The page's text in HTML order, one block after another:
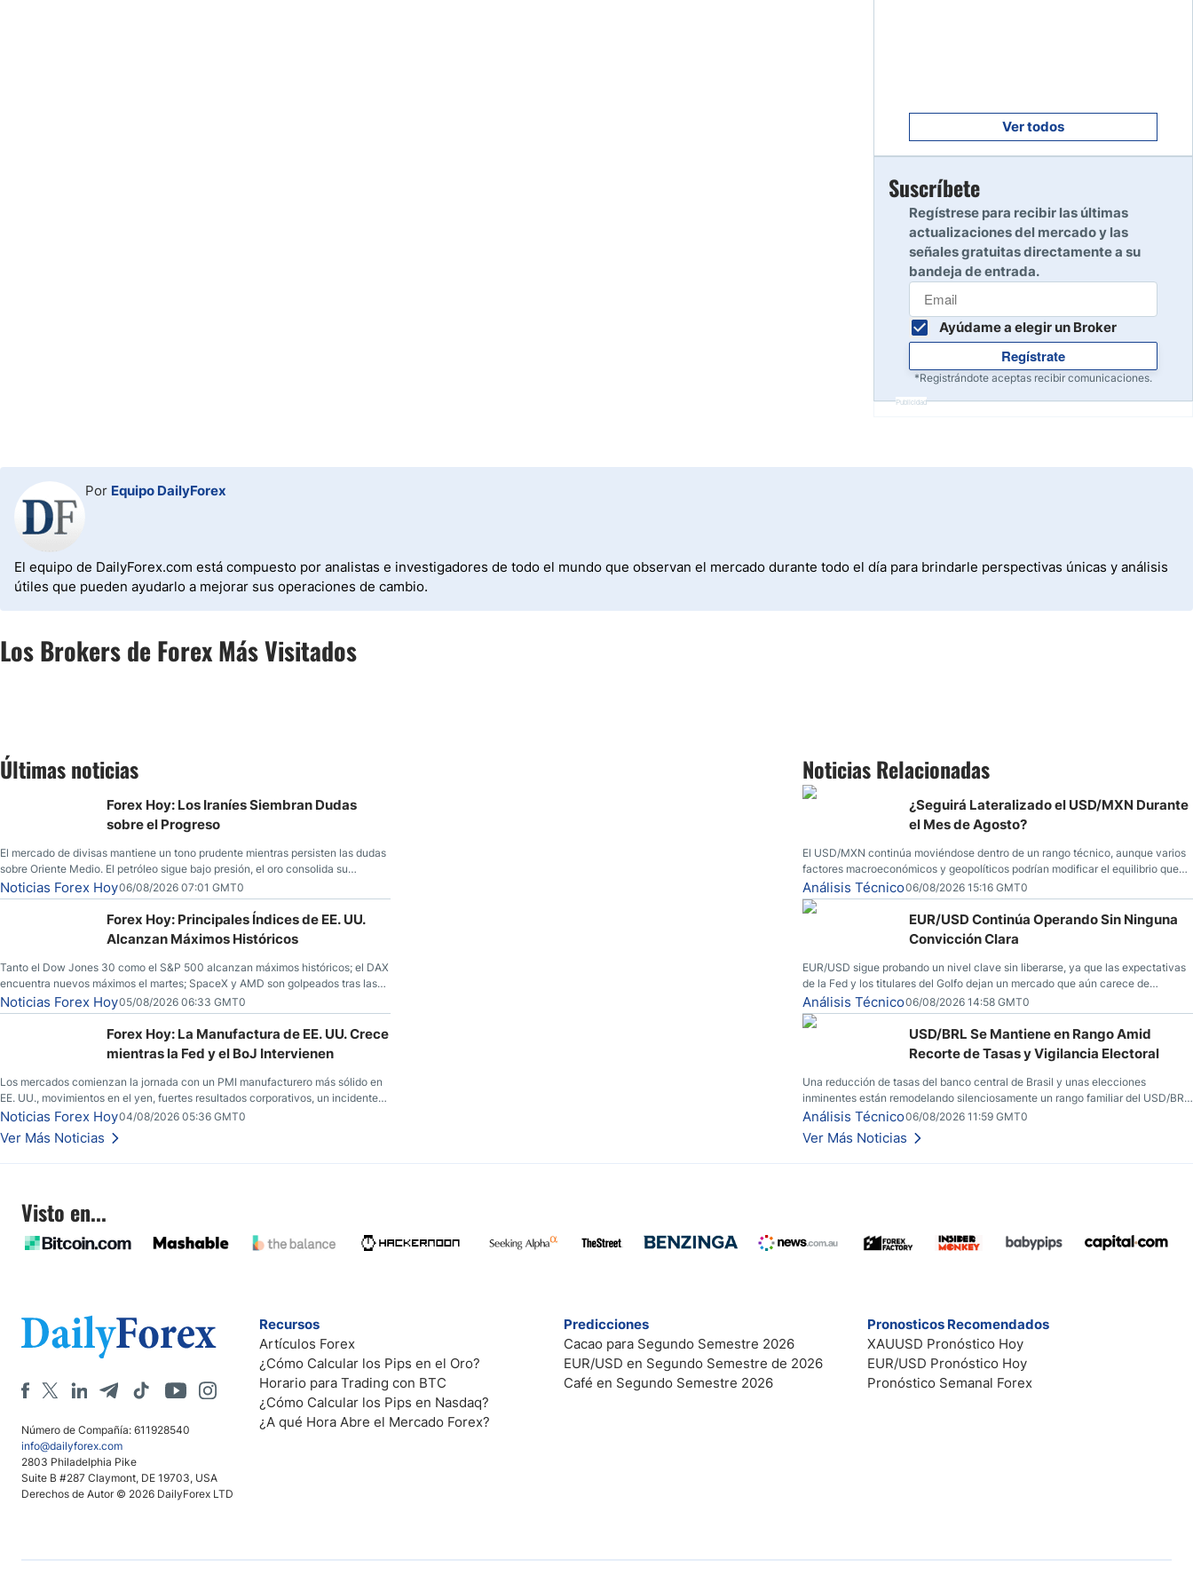
Leer reseña
10
Ver todos
Suscríbete
Regístrese para recibir las últimas
actualizaciones del mercado y las
señales gratuitas directamente a su
bandeja de entrada.
Ayúdame a elegir un Broker
Regístrate
*Registrándote aceptas recibir comunicaciones.
Publicidad
Por Equipo DailyForex
El equipo de DailyForex.com está compuesto por analistas e investigadores de todo el mundo que observan el mercado durante todo el día para brindarle perspectivas únicas y análisis
útiles que pueden ayudarlo a mejorar sus operaciones de cambio.
Los Brokers de Forex Más Visitados
Últimas noticias
Forex Hoy: Los Iraníes Siembran Dudas
sobre el Progreso
El mercado de divisas mantiene un tono prudente mientras persisten las dudas
sobre Oriente Medio. El petróleo sigue bajo presión, el oro consolida su
fortaleza y los operadores esperan nuevas referencias económicas desde
Estados Unidos.
Noticias Forex Hoy06/08/2026 07:01 GMT0
Forex Hoy: Principales Índices de EE. UU.
Alcanzan Máximos Históricos
Tanto el Dow Jones 30 como el S&P 500 alcanzan máximos históricos; el DAX
encuentra nuevos máximos el martes; SpaceX y AMD son golpeados tras las
llamadas de ganancias; el petróleo crudo cae por debajo de los $80 con
nuevas esperanzas; el dólar estadounidense continúa intentando estabilizarse
frente al yen; el peso mexicano ve un repunte a medida que las tasas caen en
Noticias Forex Hoy05/08/2026 06:33 GMT0
Forex Hoy: La Manufactura de EE. UU. Crece
mientras la Fed y el BoJ Intervienen
Los mercados comienzan la jornada con un PMI manufacturero más sólido en
EE. UU., movimientos en el yen, fuertes resultados corporativos, un incidente
de seguridad en Bitcoin y nuevas señales desde el mercado del petróleo.
Noticias Forex Hoy04/08/2026 05:36 GMT0
Ver Más Noticias
Noticias Relacionadas
¿Seguirá Lateralizado el USD/MXN Durante
el Mes de Agosto?
El USD/MXN continúa moviéndose dentro de un rango técnico, aunque varios
factores macroeconómicos y geopolíticos podrían modificar el equilibrio que
ha dominado al mercado en las últimas semanas.
Análisis Técnico06/08/2026 15:16 GMT0
EUR/USD Continúa Operando Sin Ninguna
Convicción Clara
EUR/USD sigue probando un nivel clave sin liberarse, ya que las expectativas
de la Fed y los titulares del Golfo dejan un mercado que aún carece de
convicción real.
Análisis Técnico06/08/2026 14:58 GMT0
USD/BRL Se Mantiene en Rango Amid
Recorte de Tasas y Vigilancia Electoral
Una reducción de tasas del banco central de Brasil y unas elecciones
inminentes están remodelando silenciosamente un rango familiar del USD/BRL.
Una reducción de tasas por parte del banco central de Brasil y unas elecciones
inminentes están remodelando silenciosamente un rango familiar del USD/BRL.
Esto es lo que los traders están observando a continuación.
Análisis Técnico06/08/2026 11:59 GMT0
Ver Más Noticias
Visto en...
Número de Compañía: 611928540
info@dailyforex.com
2803 Philadelphia Pike
Suite B #287 Claymont, DE 19703, USA
Derechos de Autor © 2026 DailyForex LTD
Recursos
Artículos Forex
¿Cómo Calcular los Pips en el Oro?
Horario para Trading con BTC
¿Cómo Calcular los Pips en Nasdaq?
¿A qué Hora Abre el Mercado Forex?
Predicciones
Cacao para Segundo Semestre 2026
EUR/USD en Segundo Semestre de 2026
Café en Segundo Semestre 2026
Pronosticos Recomendados
XAUUSD Pronóstico Hoy
EUR/USD Pronóstico Hoy
Pronóstico Semanal Forex